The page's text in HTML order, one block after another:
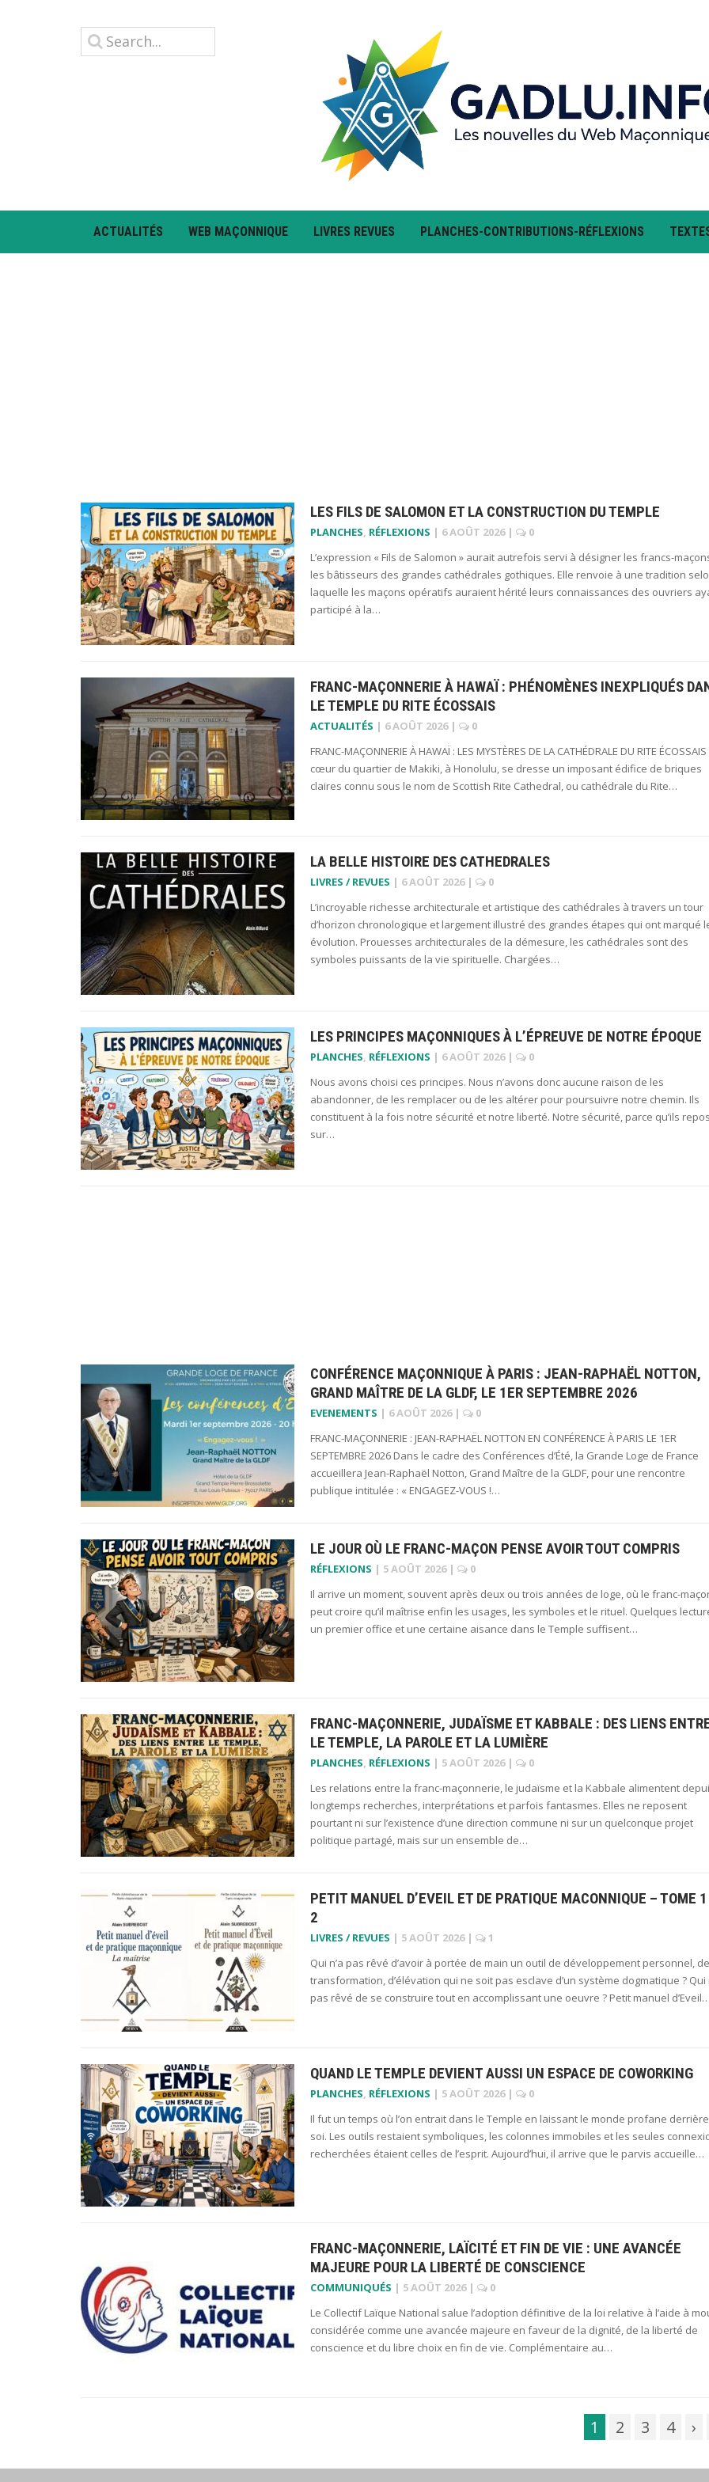
ACTUALITÉS WEB MAÇONNIQUE LIVRES REVUES PLANCHES-CONTRIBUTIONS-RÉFLEXIONS
LES FILS DE SALOMON ET LA CONSTRUCTION DU TEMPLE
PLANCHES, RÉFLEXIONS | 6 AOÛT 2026 |
0
L’expression « Fils de Salomon » aurait autrefois servi à désigner les francs-
les bâtisseurs des grandes cathédrales gothiques. Elle renvoie à une tradition
laquelle les maçons opératifs auraient hérité leurs connaissances des ouvriers
participé à la…
FRANC-MAÇONNERIE À HAWAÏ : PHÉNOMÈNES INEXPLIQUÉS
LE TEMPLE DU RITE ÉCOSSAIS
ACTUALITÉS | 6 AOÛT 2026 |
0
FRANC-MAÇONNERIE À HAWAÏ : LES MYSTÈRES DE LA CATHÉDRALE DU RITE
cœur du quartier de Makiki, à Honolulu, se dresse un imposant édifice de briques
claires connu sous le nom de Scottish Rite Cathedral, ou cathédrale du Rite…
LA BELLE HISTOIRE DES CATHEDRALES
LIVRES / REVUES | 6 AOÛT 2026 |
0
L’incroyable richesse architecturale et artistique des cathédrales à travers un tour
d’horizon chronologique et largement illustré des grandes étapes qui ont marqué
évolution. Prouesses architecturales de la démesure, les cathédrales sont des
symboles puissants de la vie spirituelle. Chargées…
LES PRINCIPES MAÇONNIQUES À L’ÉPREUVE DE NOTRE ÉPOQUE
PLANCHES, RÉFLEXIONS | 6 AOÛT 2026 |
0
Nous avons choisi ces principes. Nous n’avons donc aucune raison de les
abandonner, de les remplacer ou de les altérer pour poursuivre notre chemin. Ils
constituent à la fois notre sécurité et notre liberté. Notre sécurité, parce qu’ils
sur…
CONFÉRENCE MAÇONNIQUE À PARIS : JEAN-RAPHAËL NOTTON,
GRAND MAÎTRE DE LA GLDF, LE 1ER SEPTEMBRE 2026
EVENEMENTS | 6 AOÛT 2026 |
0
FRANC-MAÇONNERIE : JEAN-RAPHAËL NOTTON EN CONFÉRENCE À PARIS LE 1ER
SEPTEMBRE 2026 Dans le cadre des Conférences d’Été, la Grande Loge de France
accueillera Jean-Raphaël Notton, Grand Maître de la GLDF, pour une rencontre
publique intitulée : « ENGAGEZ-VOUS !…
LE JOUR OÙ LE FRANC-MAÇON PENSE AVOIR TOUT COMPRIS
RÉFLEXIONS | 5 AOÛT 2026 |
0
Il arrive un moment, souvent après deux ou trois années de loge, où le franc-
peut croire qu’il maîtrise enfin les usages, les symboles et le rituel. Quelques
un premier office et une certaine aisance dans le Temple suffisent…
FRANC-MAÇONNERIE, JUDAÏSME ET KABBALE : DES LIENS
LE TEMPLE, LA PAROLE ET LA LUMIÈRE
PLANCHES, RÉFLEXIONS | 5 AOÛT 2026 |
0
Les relations entre la franc-maçonnerie, le judaïsme et la Kabbale alimentent
longtemps recherches, interprétations et parfois fantasmes. Elles ne reposent
pourtant ni sur l’existence d’une direction commune ni sur un quelconque projet
politique partagé, mais sur un ensemble de…
PETIT MANUEL D’EVEIL ET DE PRATIQUE MACONNIQUE – TOME
2
LIVRES / REVUES | 5 AOÛT 2026 |
1
Qui n’a pas rêvé d’avoir à portée de main un outil de développement personnel, de
transformation, d’élévation qui ne soit pas esclave d’un système dogmatique ? Qui
pas rêvé de se construire tout en accomplissant une oeuvre ? Petit manuel
QUAND LE TEMPLE DEVIENT AUSSI UN ESPACE DE COWORKING
PLANCHES, RÉFLEXIONS | 5 AOÛT 2026 |
0
Il fut un temps où l’on entrait dans le Temple en laissant le monde profane derrière
soi. Les outils restaient symboliques, les colonnes immobiles et les seules
recherchées étaient celles de l’esprit. Aujourd’hui, il arrive que le parvis accueille…
FRANC-MAÇONNERIE, LAÏCITÉ ET FIN DE VIE : UNE AVANCÉE
MAJEURE POUR LA LIBERTÉ DE CONSCIENCE
COMMUNIQUÉS | 5 AOÛT 2026 |
0
Le Collectif Laïque National salue l’adoption définitive de la loi relative à l’aide à
considérée comme une avancée majeure en faveur de la dignité, de la liberté de
conscience et du libre choix en fin de vie. Complémentaire au…
1 2 3 4 ›